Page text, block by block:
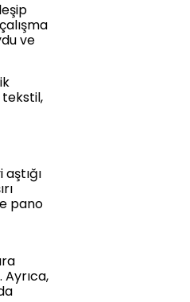
ve
tekstil,
pano